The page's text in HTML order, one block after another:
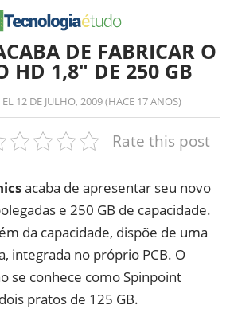
DE FABRICAR O
HD 1,8″ DE 250 GB
EL 12 DE JULHO, 2009 (HACE 17 ANOS)
Rate this post
acaba de apresentar seu novo
e 250 GB de capacidade.
da capacidade, dispõe de uma
integrada no próprio PCB. O
se conhece como Spinpoint
pratos de 125 GB.